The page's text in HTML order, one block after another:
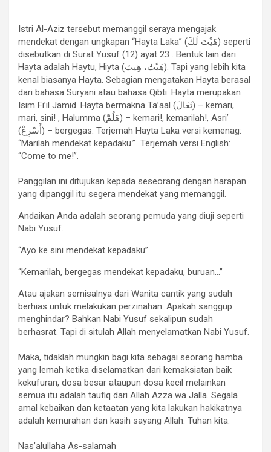
Istri Al-Aziz tersebut memanggil seraya mengajak
mendekat dengan ungkapan “Hayta Laka” (هَيْتَ لَكَ) seperti
disebutkan di Surat Yusuf (12) ayat 23 . Bentuk lain dari
Hayta adalah Haytu, Hiyta (هَيْتُ، هِيتَ). Tapi yang lebih kita
kenal biasanya Hayta. Sebagian mengatakan Hayta berasal
dari bahasa Suryani atau bahasa Qibti. Hayta merupakan
Isim Fi’il Jamid. Hayta bermakna Ta’aal (تَعَالَ) – kemari,
mari, sini! , Halumma (هَلُمَّ) – kemari!, kemarilah!, Asri’
(أَسْرِعْ) – bergegas. Terjemah Hayta Laka versi kemenag:
“Marilah mendekat kepadaku.” Terjemah versi English:
“Come to me!”.
Panggilan ini ditujukan kepada seseorang dengan harapan
yang dipanggil itu segera mendekat yang memanggil.
Andaikan Anda adalah seorang pemuda yang diuji seperti
Nabi Yusuf.
“Ayo ke sini mendekat kepadaku”
“Kemarilah, bergegas mendekat kepadaku, buruan…”
Atau ajakan semisalnya dari Wanita cantik yang sudah
berhias untuk melakukan perzinahan. Apakah sanggup
menghindar? Bahkan Nabi Yusuf sekalipun sudah
berhasrat. Tapi di situlah Allah menyelamatkan Nabi Yusuf.
Maka, tidaklah mungkin bagi kita sebagai seorang hamba
yang lemah ketika diselamatkan dari kemaksiatan baik
kekufuran, dosa besar ataupun dosa kecil melainkan
semua itu adalah taufiq dari Allah Azza wa Jalla. Segala
amal kebaikan dan ketaatan yang kita lakukan hakikatnya
adalah kemurahan dan kasih sayang Allah. Tuhan kita.
Nas’alullaha As-salamah